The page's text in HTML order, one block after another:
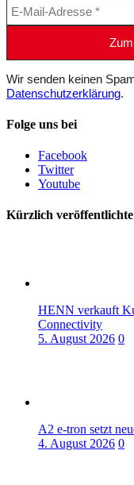
Wir senden keinen
Datenschutzerklärung.
Folge uns bei
Facebook
Twitter
Youtube
Kürzlich veröffentlichte
HENN verkauft
Connectivity
5. August 2026 0
A2 e-tron setzt
4. August 2026 0